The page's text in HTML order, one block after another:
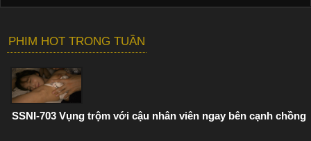
PHIM HOT TRONG TUẦN
SSNI-703 Vụng trộm với cậu nhân viên ngay bên cạnh chồng